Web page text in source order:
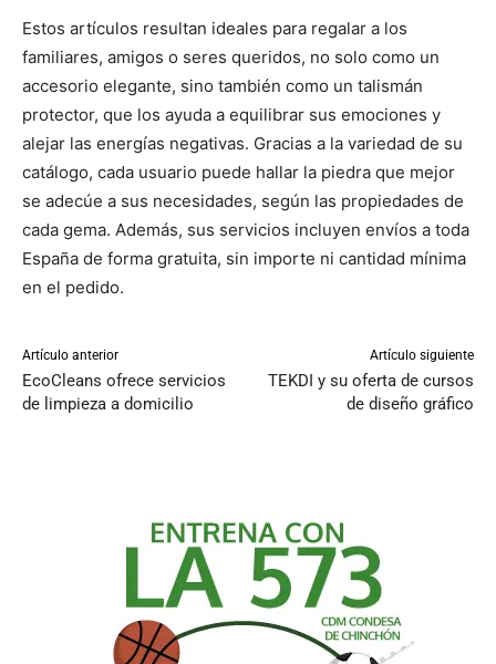
Estos artículos resultan ideales para regalar a los
familiares, amigos o seres queridos, no solo como un
accesorio elegante, sino también como un talismán
protector, que los ayuda a equilibrar sus emociones y
alejar las energías negativas. Gracias a la variedad de su
catálogo, cada usuario puede hallar la piedra que mejor
se adecúe a sus necesidades, según las propiedades de
cada gema. Además, sus servicios incluyen envíos a toda
España de forma gratuita, sin importe ni cantidad mínima
en el pedido.
Artículo anterior
EcoCleans ofrece servicios
de limpieza a domicilio
Artículo siguiente
TEKDI y su oferta de cursos
de diseño gráfico